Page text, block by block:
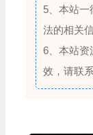
5、本站一
法的相关
6、本站资
效，请联